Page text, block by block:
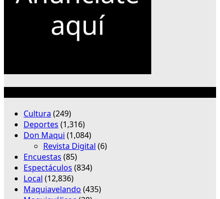
Cultura (249)
Deportes (1,316)
Don Maqui (1,084)
Revista Digital (6)
Encuestas (85)
Espectáculos (834)
Local (12,836)
Maquiavelando (435)